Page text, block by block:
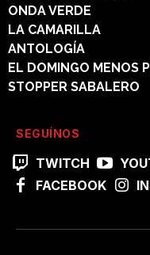
ONDA VERDE
LA CAMARILLA
ANTOLOGÍA
EL DOMINGO MENOS
STOPPER SABALERO
SEGUÍNOS
TWITCH
FACEBOOK